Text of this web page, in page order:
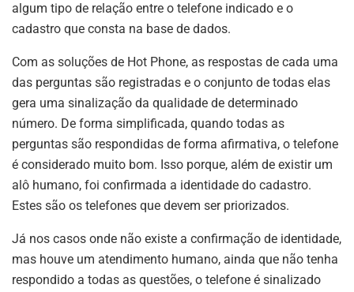
algum tipo de relação entre o telefone indicado e o
cadastro que consta na base de dados.
Com as soluções de Hot Phone, as respostas de cada uma
das perguntas são registradas e o conjunto de todas elas
gera uma sinalização da qualidade de determinado
número. De forma simplificada, quando todas as
perguntas são respondidas de forma afirmativa, o telefone
é considerado muito bom. Isso porque, além de existir um
alô humano, foi confirmada a identidade do cadastro.
Estes são os telefones que devem ser priorizados.
Já nos casos onde não existe a confirmação de identidade,
mas houve um atendimento humano, ainda que não tenha
respondido a todas as questões, o telefone é sinalizado